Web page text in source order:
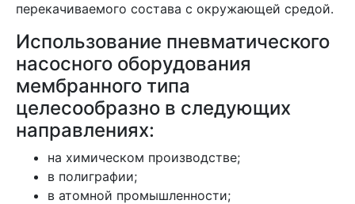
перекачиваемого состава с окружающей средой.
Использование пневматического
насосного оборудования
мембранного типа
целесообразно в следующих
направлениях:
на химическом производстве;
в полиграфии;
в атомной промышленности;